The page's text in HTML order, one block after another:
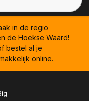
in de regio
de Hoekse Waard!
bestel al je
online.